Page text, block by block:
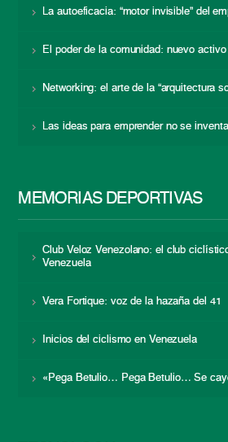
La autoeficacia: “motor invisible” del
El poder de la comunidad: nuevo
Networking: el arte de la “arquitectura
Las ideas para emprender no se
MEMORIAS DEPORTIVAS
Club Veloz Venezolano: el club
Venezuela
Vera Fortique: voz de la hazaña del 41
Inicios del ciclismo en Venezuela
«Pega Betulio… Pega Betulio… Se